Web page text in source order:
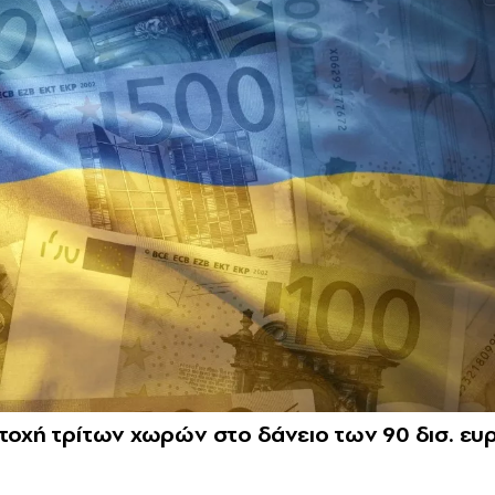
τρίτων χωρών στο δάνειο των 90 δισ.